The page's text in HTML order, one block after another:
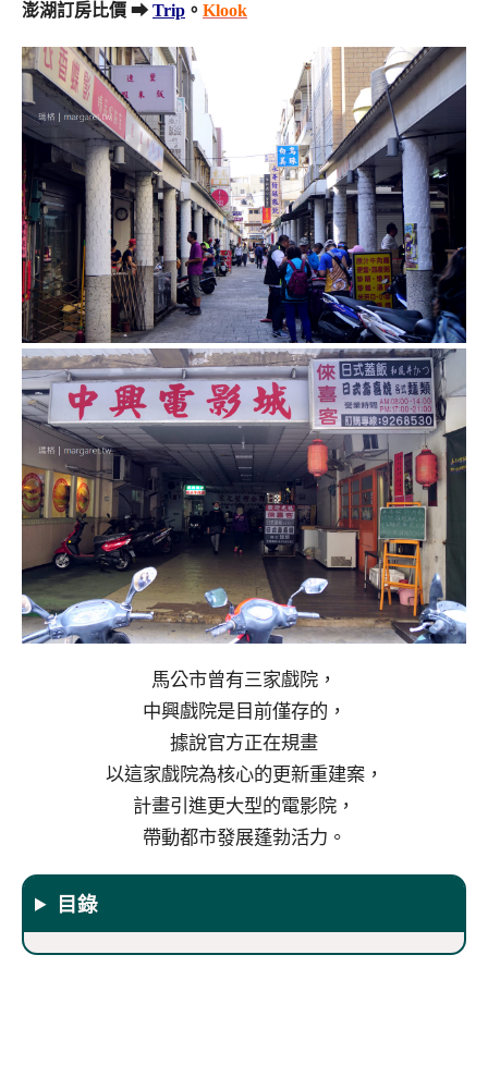
澎湖訂房比價 ➡ Trip 。 Klook
馬公市曾有三家戲院，
中興戲院是目前僅存的，
據說官方正在規畫
以這家戲院為核心的更新重建案，
計畫引進更大型的電影院，
帶動都市發展蓬勃活力。
目錄